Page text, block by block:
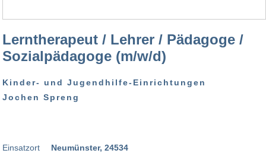
Lerntherapeut / Lehrer / Pädagoge /
Sozialpädagoge (m/w/d)
Kinder- und Jugendhilfe-Einrichtungen
Jochen Spreng
Einsatzort Neumünster, 24534